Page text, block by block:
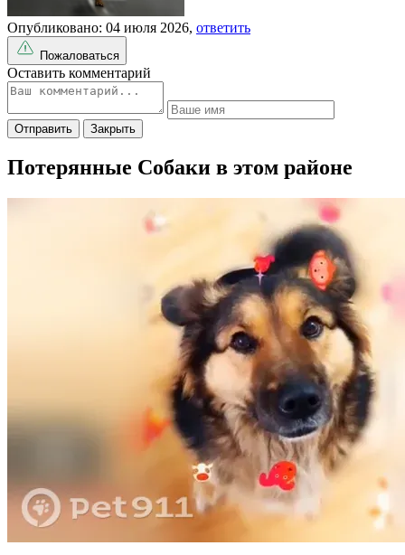
Опубликовано: 04 июля 2026, ответить
Пожаловаться
Оставить комментарий
Отправить Закрыть
Потерянные Собаки в этом районе